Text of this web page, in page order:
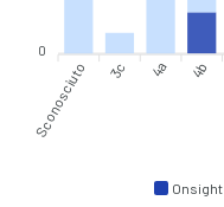
Onsight
0
Sconosciuto 3c 4a 4b